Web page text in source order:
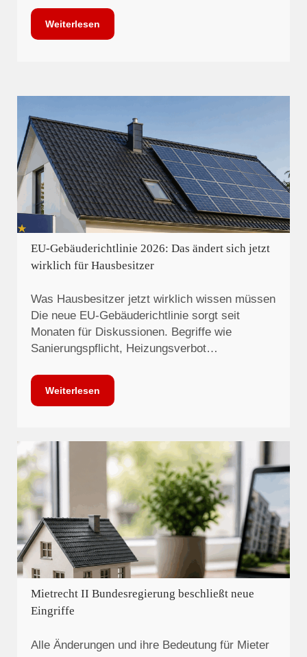
Weiterlesen
EU-Gebäuderichtlinie 2026: Das ändert sich jetzt
wirklich für Hausbesitzer
Was Hausbesitzer jetzt wirklich wissen müssen
Die neue EU-Gebäuderichtlinie sorgt seit
Monaten für Diskussionen. Begriffe wie
Sanierungspflicht, Heizungsverbot…
Weiterlesen
Mietrecht II Bundesregierung beschließt neue
Eingriffe
Alle Änderungen und ihre Bedeutung für Mieter